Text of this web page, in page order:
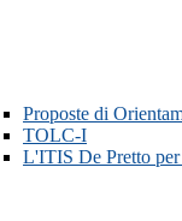
Proposte di
TOLC-I
L'ITIS De Pretto